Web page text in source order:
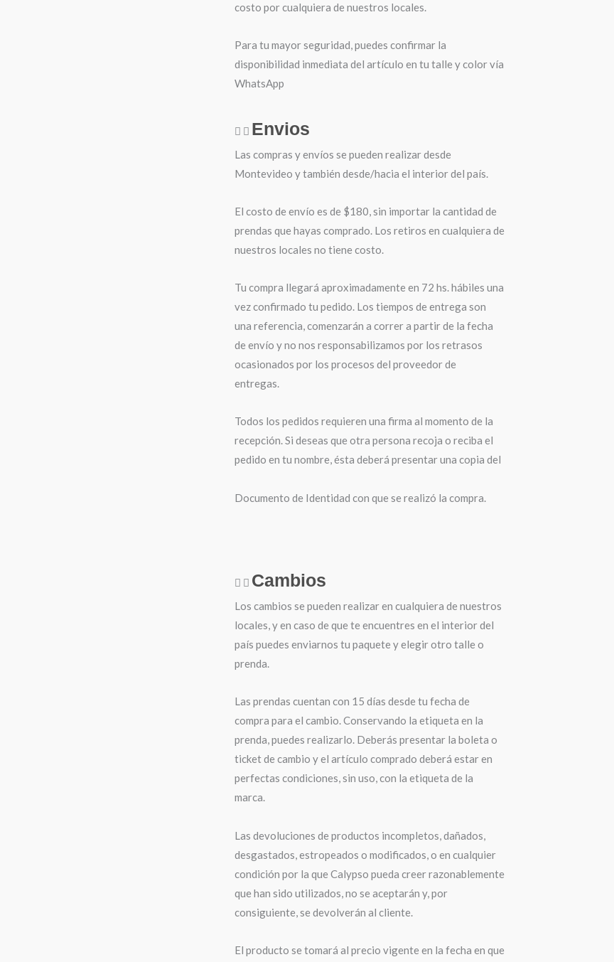
costo por cualquiera de nuestros locales.
Para tu mayor seguridad, puedes confirmar la
disponibilidad inmediata del artículo en tu talle y color vía
WhatsApp
Envios
Las compras y envíos se pueden realizar desde
Montevideo y también desde/hacia el interior del país.
El costo de envío es de $180, sin importar la cantidad de
prendas que hayas comprado. Los retiros en cualquiera de
nuestros locales no tiene costo.
Tu compra llegará aproximadamente en 72 hs. hábiles una
vez confirmado tu pedido. Los tiempos de entrega son
una referencia, comenzarán a correr a partir de la fecha
de envío y no nos responsabilizamos por los retrasos
ocasionados por los procesos del proveedor de
entregas.
Todos los pedidos requieren una firma al momento de la
recepción. Si deseas que otra persona recoja o reciba el
pedido en tu nombre, ésta deberá presentar una copia del
Documento de Identidad con que se realizó la compra.
Cambios
Los cambios se pueden realizar en cualquiera de nuestros
locales, y en caso de que te encuentres en el interior del
país puedes enviarnos tu paquete y elegir otro talle o
prenda.
Las prendas cuentan con 15 días desde tu fecha de
compra para el cambio. Conservando la etiqueta en la
prenda, puedes realizarlo. Deberás presentar la boleta o
ticket de cambio y el artículo comprado deberá estar en
perfectas condiciones, sin uso, con la etiqueta de la
marca.
Las devoluciones de productos incompletos, dañados,
desgastados, estropeados o modificados, o en cualquier
condición por la que Calypso pueda creer razonablemente
que han sido utilizados, no se aceptarán y, por
consiguiente, se devolverán al cliente.
El producto se tomará al precio vigente en la fecha en que